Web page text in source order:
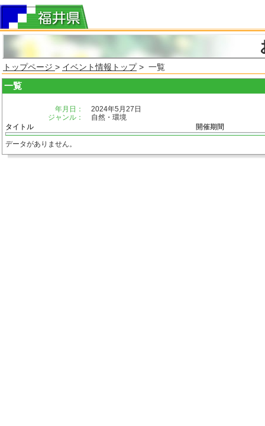
トップページ > イベント情報トップ> 一覧
一覧
年月日：
2024年5月27日
ジャンル：
自然・環境
タイトル
開催期間
データがありません。